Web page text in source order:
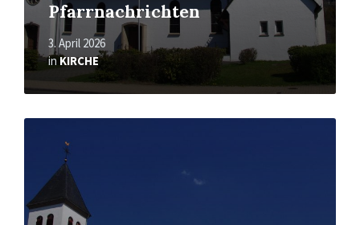
Pfarrnachrichten
3. April 2026
inKIRCHE
Mehr
erfahren